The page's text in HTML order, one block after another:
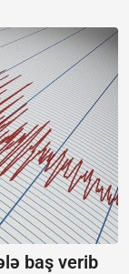
baş verib